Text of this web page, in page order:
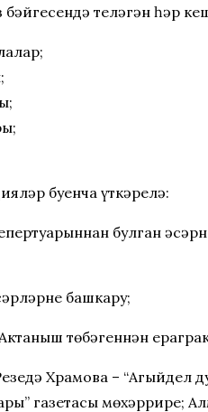
бәйгесендә теләгән һәр
буенча үткәрелә:
булган
башкару;
төбәгеннән
Храмова –
газетасы мөхәррире;